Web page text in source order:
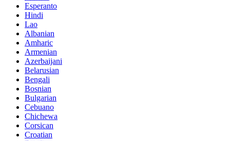
Esperanto
Hindi
Lao
Albanian
Amharic
Armenian
Azerbaijani
Belarusian
Bengali
Bosnian
Bulgarian
Cebuano
Chichewa
Corsican
Croatian